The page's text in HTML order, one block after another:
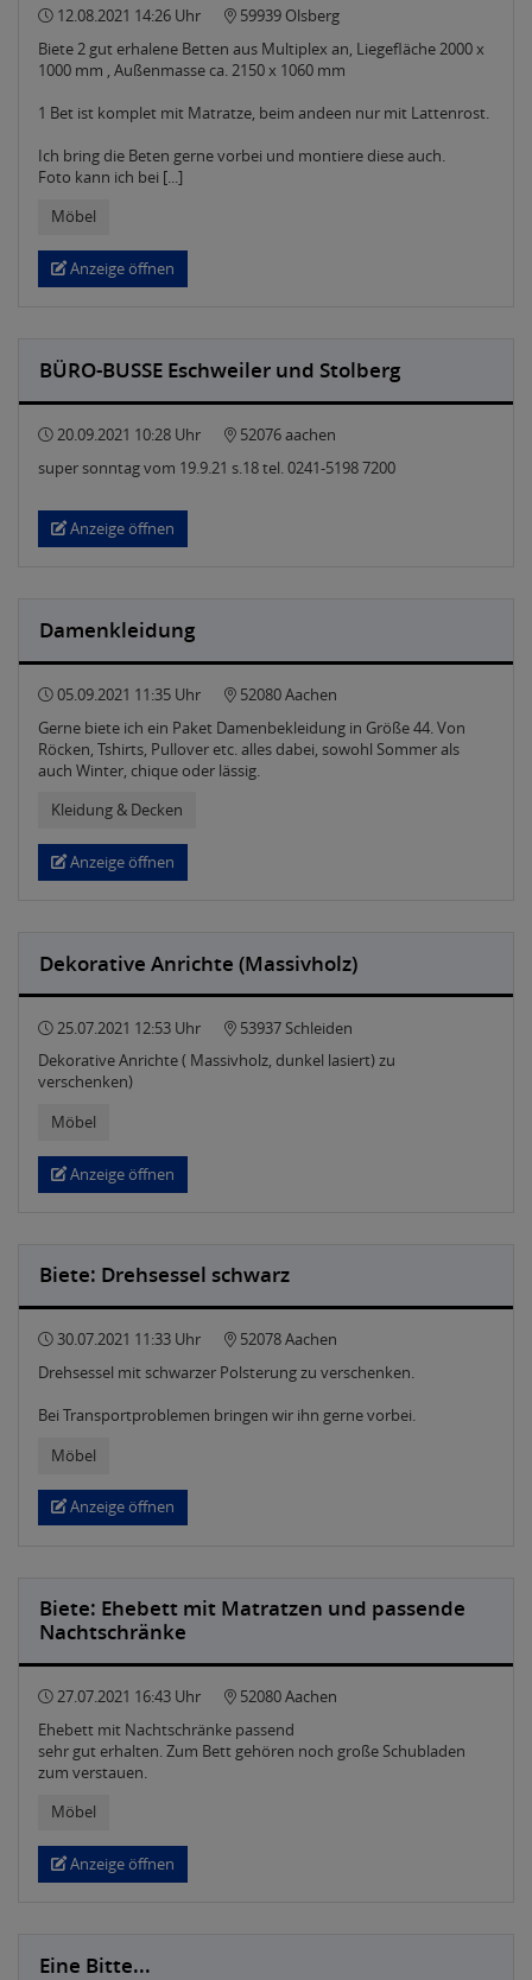
12.08.2021 14:26 Uhr
59939 Olsberg
Biete 2 gut erhalene Betten aus Multiplex an, Liegefläche 2000 x
1000 mm , Außenmasse ca. 2150 x 1060 mm
1 Bet ist komplet mit Matratze, beim andeen nur mit Lattenrost.
Ich bring die Beten gerne vorbei und montiere diese auch.
Foto kann ich bei [...]
Möbel
Anzeige öffnen
BÜRO-BUSSE Eschweiler und Stolberg
20.09.2021 10:28 Uhr
52076 aachen
super sonntag vom 19.9.21 s.18 tel. 0241-5198 7200
Anzeige öffnen
Damenkleidung
05.09.2021 11:35 Uhr
52080 Aachen
Gerne biete ich ein Paket Damenbekleidung in Größe 44. Von
Röcken, Tshirts, Pullover etc. alles dabei, sowohl Sommer als
auch Winter, chique oder lässig.
Kleidung & Decken
Anzeige öffnen
Dekorative Anrichte (Massivholz)
25.07.2021 12:53 Uhr
53937 Schleiden
Dekorative Anrichte ( Massivholz, dunkel lasiert) zu
verschenken)
Möbel
Anzeige öffnen
Biete: Drehsessel schwarz
30.07.2021 11:33 Uhr
52078 Aachen
Drehsessel mit schwarzer Polsterung zu verschenken.
Bei Transportproblemen bringen wir ihn gerne vorbei.
Möbel
Anzeige öffnen
Biete: Ehebett mit Matratzen und passende
Nachtschränke
27.07.2021 16:43 Uhr
52080 Aachen
Ehebett mit Nachtschränke passend
sehr gut erhalten. Zum Bett gehören noch große Schubladen
zum verstauen.
Möbel
Anzeige öffnen
Eine Bitte...